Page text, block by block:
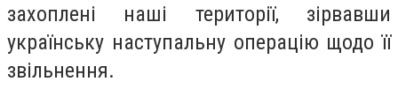
захоплені наші території, зірвавши
українську наступальну операцію щодо її
звільнення.